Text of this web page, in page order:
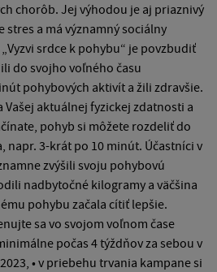
chorôb. Jej výhodou je aj priaznivý
stres a má významný sociálny
srdce k pohybu“ je povzbudiť
do svojho voľného času
pohybových aktivít a žili zdravšie.
aktuálnej fyzickej zdatnosti a
pohyb si môžete rozdeliť do
napr. 3-krát po 10 minút. Účastníci v
zvýšili svoju pohybovú
nadbytočné kilogramy a väčšina
pohybu začala cítiť lepšie.
sa vo svojom voľnom čase
počas 4 týždňov za sebou v
• v priebehu trvania kampane si